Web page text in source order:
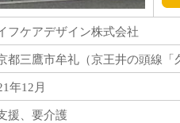
フケアデザイン株式会社
都三鷹市牟礼（京王井の頭線「
年12月
援、要介護